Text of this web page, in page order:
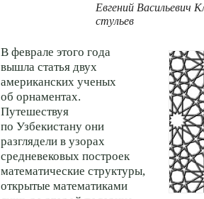
Евгений Васильевич
стульев
В феврале этого года
вышла статья двух
американских ученых
об орнаментах.
Путешествуя
по Узбекистану они
разглядели в узорах
средневековых построек
математические структуры,
открытые математиками